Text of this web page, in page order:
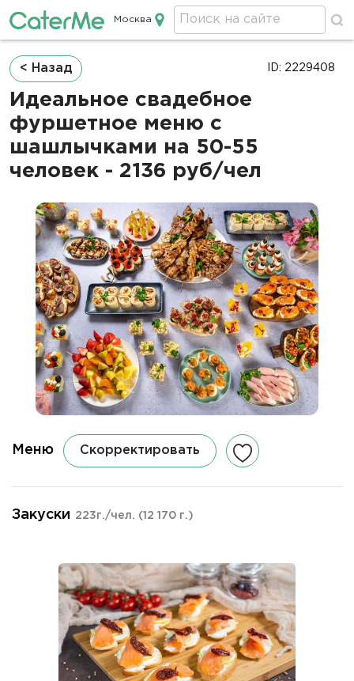
Кейтеринг в Москве
Москва
Строка
навигации
< Назад
Идеальное свадебное
фуршетное меню с
шашлычками на 50-55
человек - 2136 руб/чел
ID: 2229408
Меню Скорректировать
Закуски 223г./чел. (12 170 г.)